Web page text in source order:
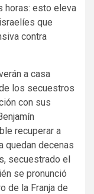
horas: esto eleva
que
contra
a casa
los secuestros
con sus
recuperar a
quedan decenas
secuestrado el
se pronunció
de la Franja de